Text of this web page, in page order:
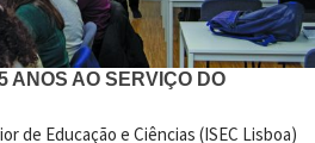
ANOS AO SERVIÇO DO
de Educação e Ciências (ISEC Lisboa)